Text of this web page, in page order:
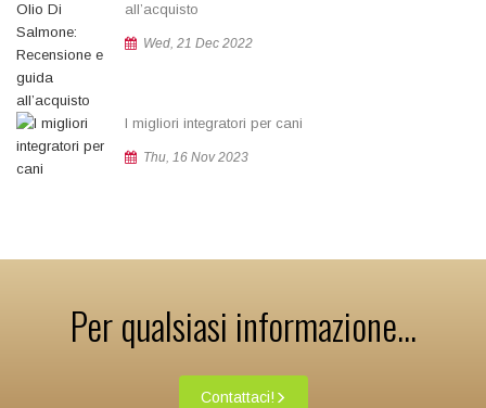
all’acquisto
Wed, 21 Dec 2022
I migliori integratori per cani
Thu, 16 Nov 2023
Per qualsiasi informazione...
Contattaci!